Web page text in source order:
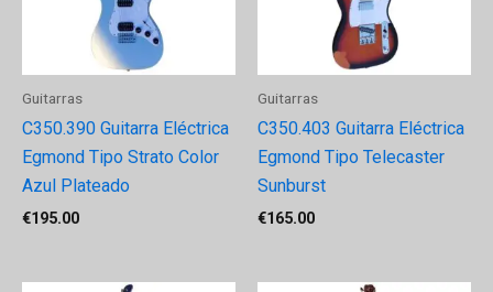
Guitarras
C350.390 Guitarra Eléctrica
Egmond Tipo Strato Color
Azul Plateado
€195.00
Guitarras
C350.403 Guitarra Eléctrica
Egmond Tipo Telecaster
Sunburst
€165.00